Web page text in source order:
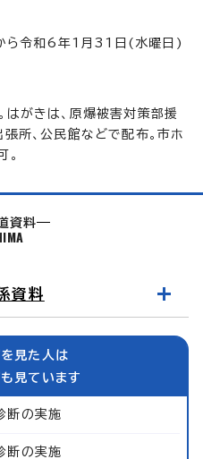
ら令和6年1月31日(水曜日)
はがきは、原爆被害対策部援
所、公民館などで配布。市ホ
。
資料
資料
見た人は
見ています
断の実施
断の実施